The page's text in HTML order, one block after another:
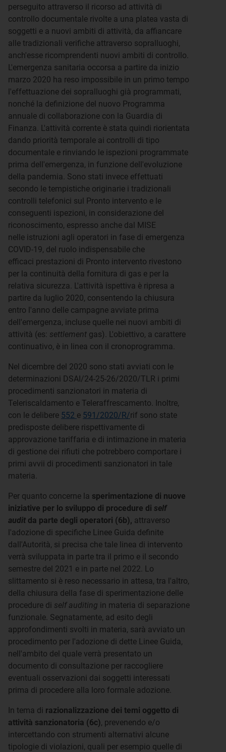
perseguito attraverso il ricorso ad attività di
controllo documentale rivolte a una platea vasta di
soggetti e a nuovi ambiti di attività, da affiancare
alle tradizionali verifiche attraverso sopralluoghi,
anch'esse ricomprendenti nuovi ambiti di controllo.
L'emergenza sanitaria occorsa a partire da inizio
marzo 2020 ha reso impossibile in un primo tempo
l'effettuazione dei sopralluoghi già programmati,
nonché la definizione del nuovo Programma
annuale di collaborazione con la Guardia di
Finanza. L'attività corrente è stata quindi riorientata
dando priorità temporale ai controlli di tipo
documentale e rinviando le ispezioni programmate
prima dell'emergenza, in funzione dell'evoluzione
della pandemia. Sono stati invece effettuati
secondo le tempistiche originarie i tradizionali
controlli telefonici sul Pronto intervento e le
conseguenti ispezioni, in considerazione del
riconoscimento, espresso anche dal MISE
nelle istruzioni agli operatori in fase di emergenza
COVID-19, del ruolo indispensabile che
efficaci prestazioni di Pronto intervento rivestono
per la continuità della fornitura di gas e per la
relativa sicurezza. L'attività ispettiva è ripresa a
partire da luglio 2020, consentendo la chiusura
entro l'anno delle campagne avviate prima
dell'emergenza, incluse quelle nei nuovi ambiti di
attività (es: settlement gas). L'obiettivo, a carattere
continuativo, è in linea con il cronoprogramma.
Nel dicembre del 2020 sono stati avviati con le
determinazioni DSAI/24-25-26/2020/TLR i primi
procedimenti sanzionatori in materia di
Teleriscaldamento e Teleraffrescamento. Inoltre,
con le delibere 552 e 591/2020/R/rif sono state
predisposte delibere rispettivamente di
approvazione tariffaria e di intimazione in materia
di gestione dei rifiuti che potrebbero comportare i
primi avvii di procedimenti sanzionatori in tale
materia.
Per quanto concerne la sperimentazione di nuove
iniziative per lo sviluppo di procedure di self
audit da parte degli operatori (6b), attraverso
l'adozione di specifiche Linee Guida definite
dall'Autorità, si precisa che tale linea di intervento
verrà sviluppata in parte tra il primo e il secondo
semestre del 2021 e in parte nel 2022. Lo
slittamento si è reso necessario in attesa, tra l'altro,
della chiusura della fase di sperimentazione delle
procedure di self auditing in materia di separazione
funzionale. Segnatamente, ad esito degli
approfondimenti svolti in materia, sarà avviato un
procedimento per l'adozione di dette Linee Guida,
nell'ambito del quale verrà presentato un
documento di consultazione per raccogliere
eventuali osservazioni dai soggetti interessati
prima di procedere alla loro formale adozione.
In tema di razionalizzazione dei temi oggetto di
attività sanzionatoria (6c), prevenendo e/o
intercettando con strumenti alternativi alcune
tipologie di violazioni, quali per esempio quelle di